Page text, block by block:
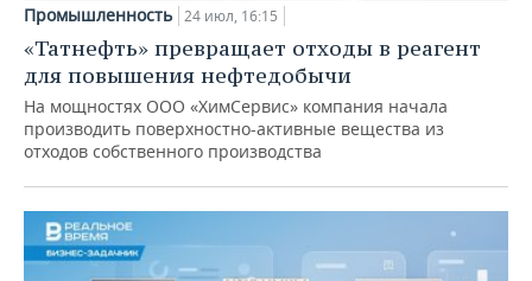
Промышленность 24 июл, 16:15
«Татнефть» превращает отходы в реагент
для повышения нефтедобычи
На мощностях ООО «ХимСервис» компания начала
производить поверхностно-активные вещества из
отходов собственного производства